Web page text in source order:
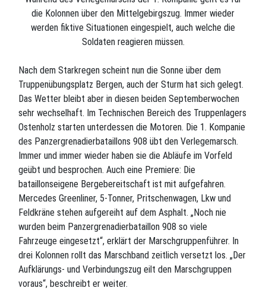
die Kolonnen über den Mittelgebirgszug. Immer wieder
werden fiktive Situationen eingespielt, auch welche die
Soldaten reagieren müssen.
Nach dem Starkregen scheint nun die Sonne über dem
Truppenübungsplatz Bergen, auch der Sturm hat sich gelegt.
Das Wetter bleibt aber in diesen beiden Septemberwochen
sehr wechselhaft. Im Technischen Bereich des Truppenlagers
Ostenholz starten unterdessen die Motoren. Die 1. Kompanie
des Panzergrenadierbataillons 908 übt den Verlegemarsch.
Immer und immer wieder haben sie die Abläufe im Vorfeld
geübt und besprochen. Auch eine Premiere: Die
bataillonseigene Bergebereitschaft ist mit aufgefahren.
Mercedes Greenliner, 5-Tonner, Pritschenwagen, Lkw und
Feldkräne stehen aufgereiht auf dem Asphalt. „Noch nie
wurden beim Panzergrenadierbataillon 908 so viele
Fahrzeuge eingesetzt“, erklärt der Marschgruppenführer. In
drei Kolonnen rollt das Marschband zeitlich versetzt los. „Der
Aufklärungs- und Verbindungszug eilt den Marschgruppen
voraus“, beschreibt er weiter.